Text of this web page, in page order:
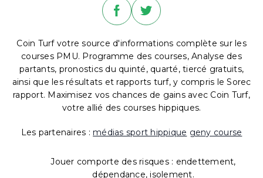
Coin Turf votre source d'informations complète sur les
courses PMU. Programme des courses, Analyse des
partants, pronostics du quinté, quarté, tiercé gratuits,
ainsi que les résultats et rapports turf, y compris le Sorec
rapport. Maximisez vos chances de gains avec Coin Turf,
votre allié des courses hippiques.
Les partenaires : médias sport hippique geny course
Jouer comporte des risques : endettement,
dépendance, isolement.